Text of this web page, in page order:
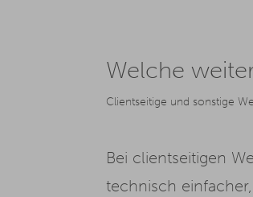
Welche
Clientseitige und sonstige
Bei clientseitigen
technisch